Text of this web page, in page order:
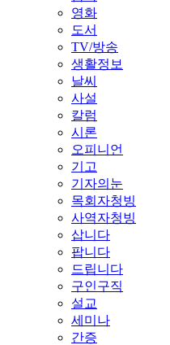
영화
도서
TV/방송
생활정보
날씨
사설
칼럼
시론
오피니언
기고
기자의눈
목회자청빙
사역자청빙
삽니다
팝니다
드립니다
구인구직
설교
세미나
간증